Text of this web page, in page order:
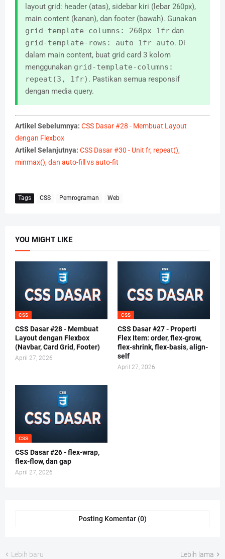
layout grid: header (atas), sidebar kiri (lebar 260px),
main content (kanan), dan footer (bawah). Gunakan
grid-template-columns: 260px 1fr dan
grid-template-rows: auto 1fr auto. Di
dalam main content, buat grid card 3 kolom
menggunakan grid-template-columns:
repeat(3, 1fr) . Pastikan semua responsif
dengan media query.
Artikel Sebelumnya: CSS Dasar #28 - Membuat Layout
dengan Flexbox
Artikel Selanjutnya: CSS Dasar #30 - Unit fr, repeat(),
minmax(), dan auto-fill vs auto-fit
Tags CSS Pemrograman Web
YOU MIGHT LIKE
CSS
CSS Dasar #28 - Membuat
Layout dengan Flexbox
(Navbar, Card Grid, Footer)
April 27, 2026
CSS
CSS Dasar #27 - Properti
Flex Item: order, flex-grow,
flex-shrink, flex-basis, align-
self
April 27, 2026
CSS
CSS Dasar #26 - flex-wrap,
flex-flow, dan gap
April 27, 2026
Posting Komentar (0)
Lebih baru Lebih lama